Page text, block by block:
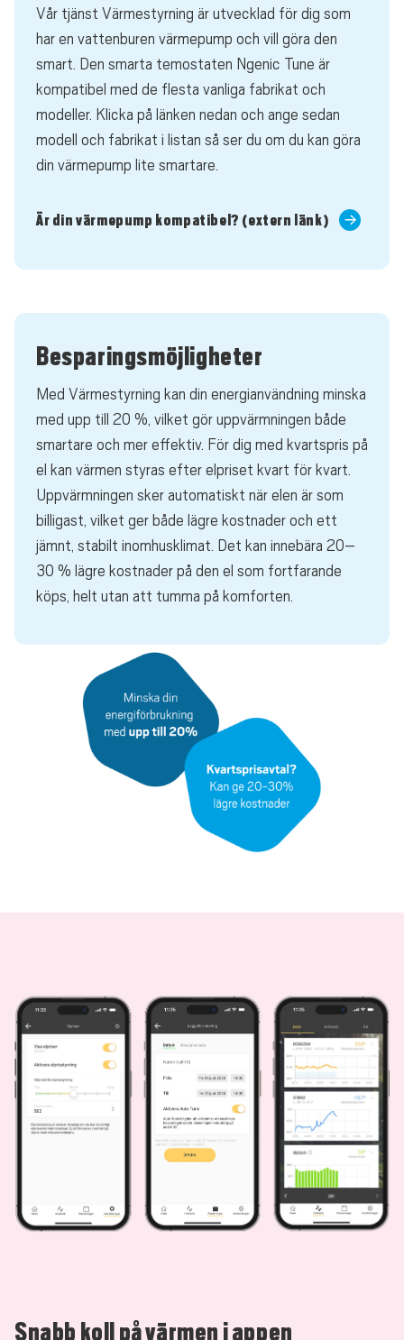
Vår tjänst Värmestyrning är utvecklad för dig som
har en vattenburen värmepump och vill göra den
smart. Den smarta temostaten Ngenic Tune är
kompatibel med de flesta vanliga fabrikat och
modeller. Klicka på länken nedan och ange sedan
modell och fabrikat i listan så ser du om du kan göra
din värmepump lite smartare.
Är din värmepump kompatibel? (extern länk)
Besparingsmöjligheter
Med Värmestyrning kan din energianvändning minska
med upp till 20 %, vilket gör uppvärmningen både
smartare och mer effektiv. För dig med kvartspris på
el kan värmen styras efter elpriset kvart för kvart.
Uppvärmningen sker automatiskt när elen är som
billigast, vilket ger både lägre kostnader och ett
jämnt, stabilt inomhusklimat. Det kan innebära 20–
30 % lägre kostnader på den el som fortfarande
köps, helt utan att tumma på komforten.
Snabb koll på värmen i appen